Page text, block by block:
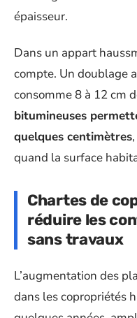
épaisseur.
Dans un appart
compte. Un doublage
consomme 8 à 12 cm
bitumineuses
quelques centimètres
quand la surface
Chartes de
réduire les
sans travaux
L’augmentation des
dans les copropriétés